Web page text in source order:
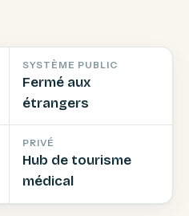
SYSTÈME PUBLIC
Fermé aux
étrangers
PRIVÉ
Hub de tourisme
médical